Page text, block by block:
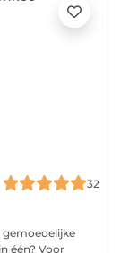
32
gemoedelijke